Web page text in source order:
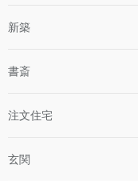
新築
書斎
注文住宅
玄関